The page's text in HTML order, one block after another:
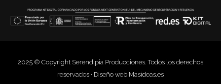
2025 © Copyright Serendipia Producciones. Todos los derechos
reservados · Diseño web Masideas.es